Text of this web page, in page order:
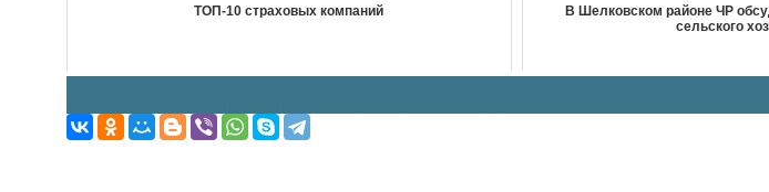
ТОП-10 страховых компаний
В Шелковском районе ЧР
сельского
Навигация
по